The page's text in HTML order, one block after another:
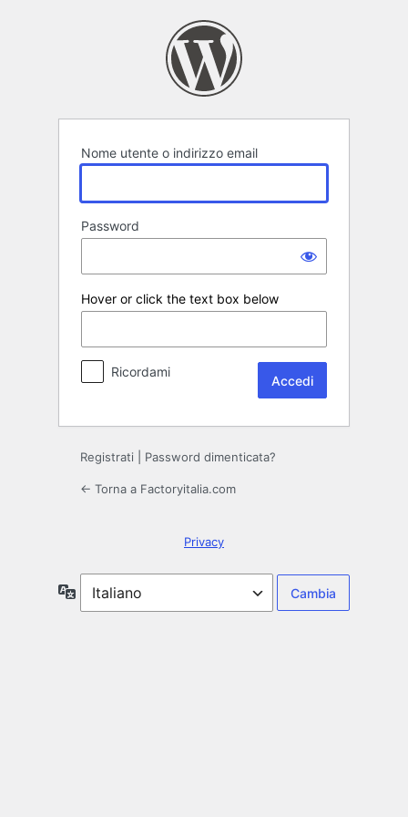
Nome utente o indirizzo email
Password
Hover or click the text box below
Ricordami
Registrati Password dimenticata?
← Torna a Factoryitalia.com
Privacy
Lingua